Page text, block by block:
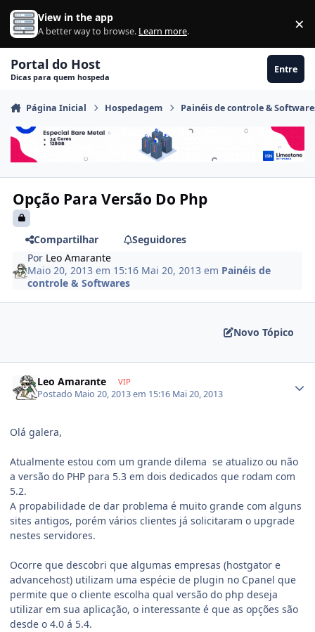
Ir para conteúdo
View in the app
A better way to browse. Learn more. ×
Portal do Host
Dicas para quem hospeda
Entre
Página Inicial Hospedagem Painéis de controle &
Opção Para Versão Do Php
Compartilhar
Seguidores
Por Leo Amarante
Maio 20, 2013 em 15:16 Mai 20, 2013 em Painéis de
controle & Softwares
Novo Tópico
Leo Amarante VIP
Postado Maio 20, 2013 em 15:16 Mai 20, 2013
Olá galera,
Atualmente estou com um grande dilema se atualizo ou não
a versão do PHP para 5.3 em dois dedicados que rodam com
5.2.
A propabilidade de dar problema é muito grande com alguns
sites antigos, porém vários clientes já solicitaram o upgrade
nestes servidores.
Ocorre que descobri que algumas empresas (hostgator e
advancehost) utilizam uma espécie de plugin no Cpanel que
permite que o cliente escolha qual versão do php deseja
utilizar em sua aplicação, o interessante é que as opções são
desde o 4.0 á 5.4.